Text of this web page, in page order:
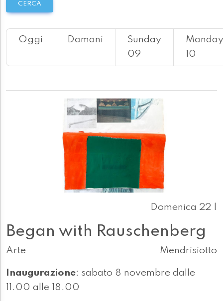
CERCA
Oggi Domani
Sunday
09
Monday
10
Domenica 22 |
Began with Rauschenberg
Arte Mendrisiotto
Inaugurazione: sabato 8 novembre dalle
11.00 alle 18.00